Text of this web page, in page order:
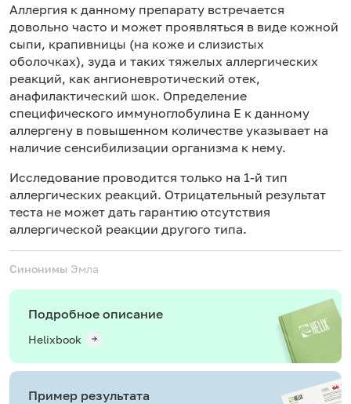
Аллергия к данному препарату встречается
довольно часто и может проявляться в виде кожной
сыпи, крапивницы (на коже и слизистых
оболочках), зуда и таких тяжелых аллергических
реакций, как ангионевротический отек,
анафилактический шок. Определение
специфического иммуноглобулина Е к данному
аллергену в повышенном количестве указывает на
наличие сенсибилизации организма к нему.
Исследование проводится только на 1-й тип
аллергических реакций. Отрицательный результат
теста не может дать гарантию отсутствия
аллергической реакции другого типа.
Синонимы Эмла
Подробное описание
Helixbook
Пример результата